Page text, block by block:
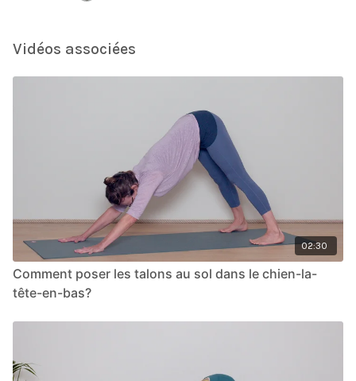
Vidéos associées
02:30
Comment poser les talons au sol dans le chien-la-
tête-en-bas?